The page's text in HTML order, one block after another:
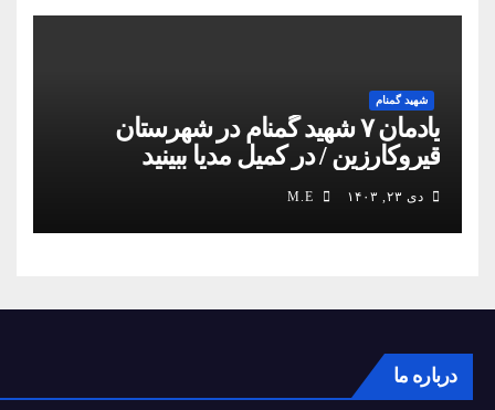
شهید گمنام
یادمان ۷ شهید گمنام در شهرستان
قیروکارزین / در کمیل مدیا ببینید
دی ۲۳, ۱۴۰۳
درباره ما